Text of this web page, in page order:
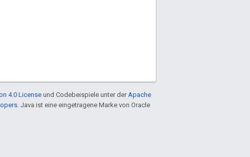
4.0 Licenseund Codebeispiele unter derApache
. Java ist eine eingetragene Marke von Oracle